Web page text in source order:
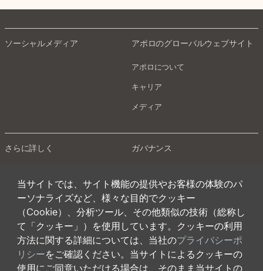
当サイトでは、サイト機能の提供やお客様の体験のパ
ーソナライズなど、様々な目的でクッキー
（Cookie）、分析ツール、その他類似の技術（総称し
て「クッキー」）を使用しています。クッキーの利用
方法に関する詳細については、当社のプライバシーポ
リシーをご確認ください。当サイトによるクッキーの
使用にご同意いただける場合は、そのまま当サイトの
ソーシャルメディア アポロのグローバルウェブサイト
アポロについて
キャリア
メディア
さらに詳しく
インベスターリレーションズ
ガバナンス
日本法規制に基づく開示
アポロを騙った投資勧誘にご注意く
ださい
適格機関投資家等特例業務に関する
公衆縦覧について